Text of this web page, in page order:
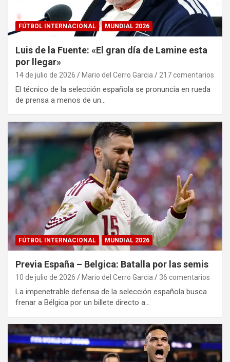
FÚTBOL INTERNACIONAL MUNDIAL 2026
Luis de la Fuente: «El gran día de Lamine esta
por llegar»
14 de julio de 2026 Mario del Cerro Garcia 217 comentarios
El técnico de la selección española se pronuncia en rueda
de prensa a menos de un…
FÚTBOL INTERNACIONAL MUNDIAL 2026
Previa España – Belgica: Batalla por las semis
10 de julio de 2026 Mario del Cerro Garcia 36 comentarios
La impenetrable defensa de la selección española busca
frenar a Bélgica por un billete directo a…